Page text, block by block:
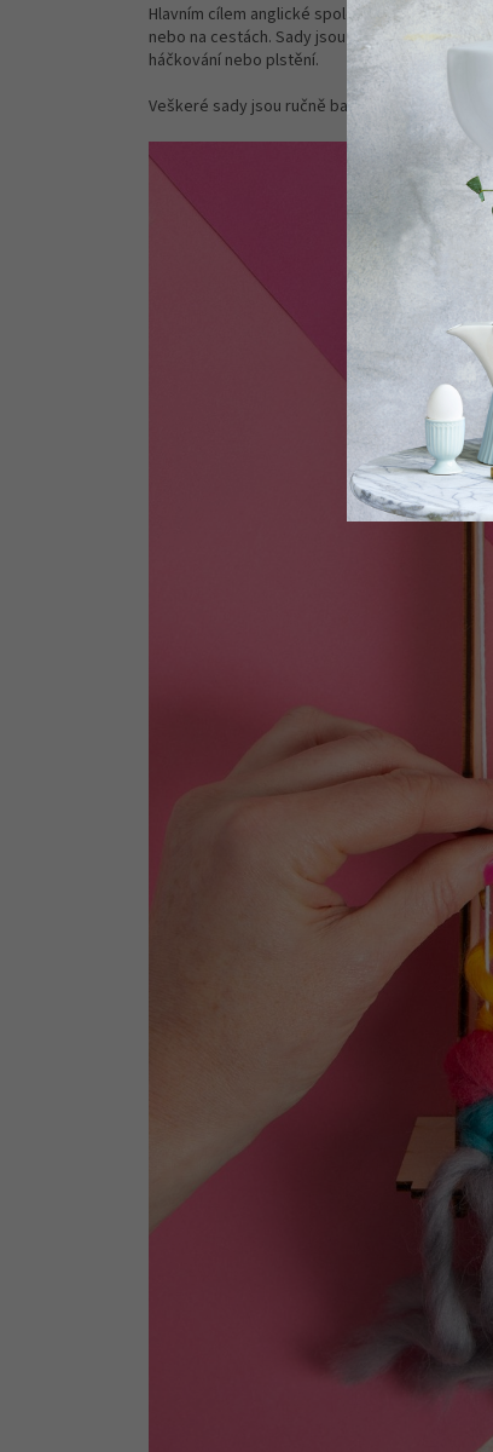
Hlavním cílem anglické společnosti Hawthorn
nebo na cestách. Sady jsou vhodné pro
háčkování nebo plstění.
Veškeré sady jsou ručně baleny přímo ve